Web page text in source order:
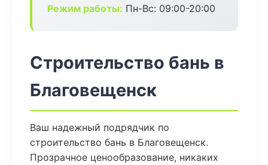
Режим работы: Пн-Вс: 09:00-20:00
Строительство бань в
Благовещенск
Ваш надежный подрядчик по
строительство бань в Благовещенск.
Прозрачное ценообразование, никаких